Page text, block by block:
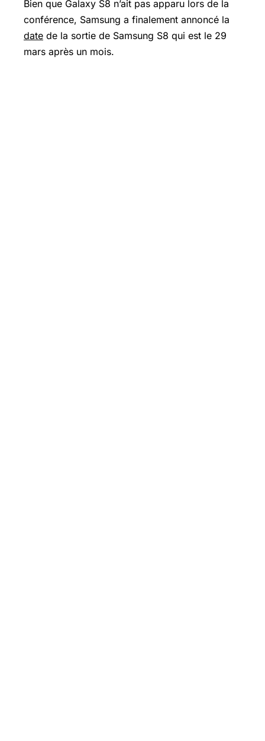
Bien que Galaxy S8 n’ait pas apparu lors de la
conférence, Samsung a finalement annoncé la
date de la sortie de Samsung S8 qui est le 29
mars après un mois.